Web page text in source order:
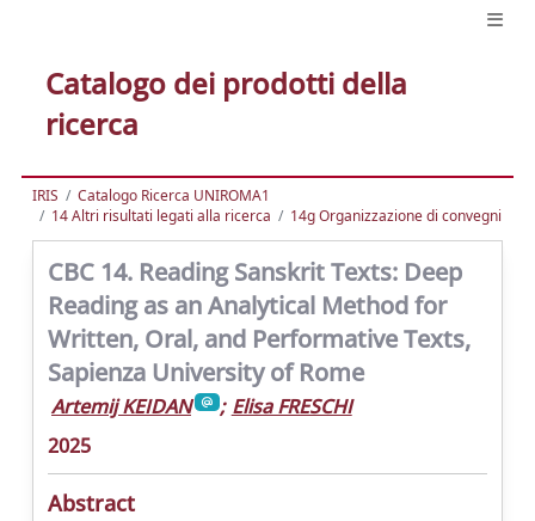
Catalogo dei prodotti della
ricerca
IRIS
Catalogo Ricerca UNIROMA1
14 Altri risultati legati alla ricerca
14g Organizzazione di convegni
CBC 14. Reading Sanskrit Texts: Deep
Reading as an Analytical Method for
Written, Oral, and Performative Texts,
Sapienza University of Rome
Artemij KEIDAN ; Elisa FRESCHI
2025
Abstract